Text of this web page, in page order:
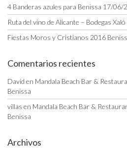
4 Banderas azules para Benissa 17/06/
Ruta del vino de Alicante – Bodegas Xaló
Fiestas Moros y Cristianos 2016
Comentarios recientes
David en Mandala Beach Bar &
Benissa
villas en Mandala Beach Bar &
Benissa
Archivos